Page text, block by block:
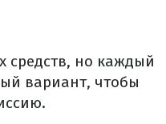
средств, но каждый
вариант, чтобы